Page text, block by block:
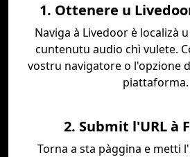
1. Ottenere u
Naviga à Livedoor è localizà
cuntenutu audio chì vulete.
vostru navigatore o l'opzione
piattaforma.
2. Submit l'URL à
Torna a sta pàggina e metti